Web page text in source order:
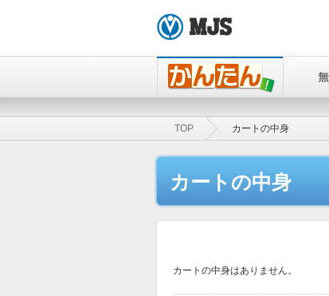
TOP カートの中身
カートの中身
カートの中身はありません。